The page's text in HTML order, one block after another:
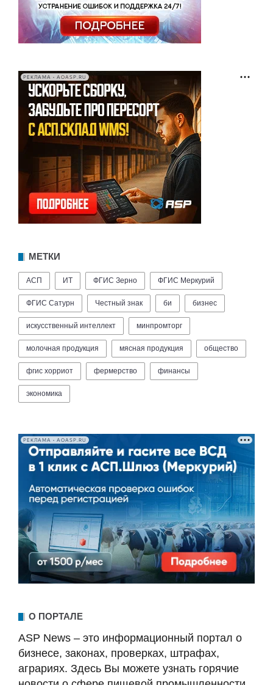
РЕКЛАМА • AOASP.RU
МЕТКИ
АСП ИТ ФГИС Зерно ФГИС Меркурий
ФГИС Сатурн Честный знак би бизнес
искусственный интеллект минпромторг
молочная продукция мясная продукция общество
фгис хорриот фермерство финансы
экономика
РЕКЛАМА • AOASP.RU
О ПОРТАЛЕ
ASP News – это информационный портал о
бизнесе, законах, проверках, штрафах,
аграриях. Здесь Вы можете узнать горячие